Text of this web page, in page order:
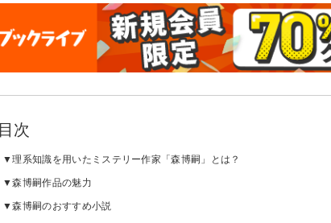
目次
理系知識を用いたミステリー作家「森博嗣」とは？
森博嗣作品の魅力
森博嗣のおすすめ小説